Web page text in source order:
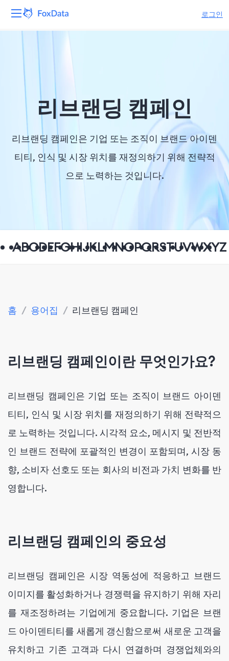
로그인
리브랜딩 캠페인
리브랜딩 캠페인은 기업 또는 조직이 브랜드 아이덴
티티, 인식 및 시장 위치를 재정의하기 위해 전략적
으로 노력하는 것입니다.
ABCDEFGHIJKLMNOPQRSTUVWXYZ
홈 / 용어집 / 리브랜딩 캠페인
리브랜딩 캠페인이란 무엇인가요?
리브랜딩 캠페인은 기업 또는 조직이 브랜드 아이덴
티티, 인식 및 시장 위치를 재정의하기 위해 전략적으
로 노력하는 것입니다. 시각적 요소, 메시지 및 전반적
인 브랜드 전략에 포괄적인 변경이 포함되며, 시장 동
향, 소비자 선호도 또는 회사의 비전과 가치 변화를 반
영합니다.
리브랜딩 캠페인의 중요성
리브랜딩 캠페인은 시장 역동성에 적응하고 브랜드
이미지를 활성화하거나 경쟁력을 유지하기 위해 자리
를 재조정하려는 기업에게 중요합니다. 기업은 브랜
드 아이덴티티를 새롭게 갱신함으로써 새로운 고객을
유치하고 기존 고객과 다시 연결하며 경쟁업체와의